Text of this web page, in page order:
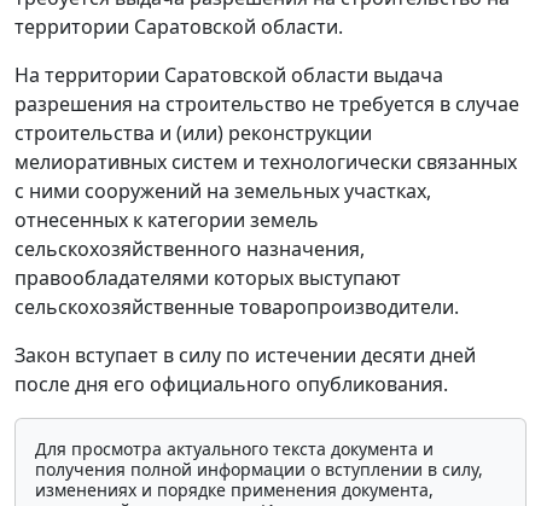
территории Саратовской области.
На территории Саратовской области выдача
разрешения на строительство не требуется в случае
строительства и (или) реконструкции
мелиоративных систем и технологически связанных
с ними сооружений на земельных участках,
отнесенных к категории земель
сельскохозяйственного назначения,
правообладателями которых выступают
сельскохозяйственные товаропроизводители.
Закон вступает в силу по истечении десяти дней
после дня его официального опубликования.
Для просмотра актуального текста документа и
получения полной информации о вступлении в силу,
изменениях и порядке применения документа,